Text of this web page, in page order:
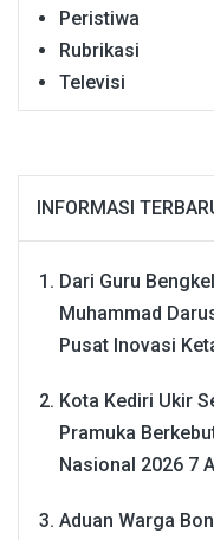
Peristiwa
Rubrikasi
Televisi
INFORMASI
Dari Guru
Muhammad
Pusat Inovasi
Kota Kediri Ukir
Pramuka
Nasional 2026 7
Aduan Warga